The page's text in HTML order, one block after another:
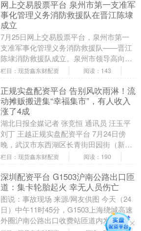
网上交易股票平台 泉州市第一支准军
事化管理义务消防救援队在晋江陈埭
成立
7月25日网上交易股票平台，泉州市第一
支准军事化管理义务消防救援队——晋江
陈埭消防救援队成立。泉州市领导高向
荣、王春雷、黄世界，晋江市领导王明
栏目：现货鑫东财配资 阅读：143
正规实盘配资平台 告别风吹雨淋！流
动摊贩搬进集“幸福集市”，有人收入
涨了4成
湖北日报全媒记者 张竞恒 通讯员 汪玉平
刘丁 王越正规实盘配资平台 7月24日傍
晚，武汉市东西湖区长青街田园街（新城
十八路-新城十九路段）彩色集装箱次第亮
栏目：现货鑫东财配资 阅读：190
深圳配资平台 G1503沪南公路出口匝
道：集卡轮胎起火 幸无人员伤亡
图说：事故现场 来源/网友供图 今天（24
日）中午11时45分，G1503上海绕城高速
外圈沪南公路出口收费站匝道内发生一起